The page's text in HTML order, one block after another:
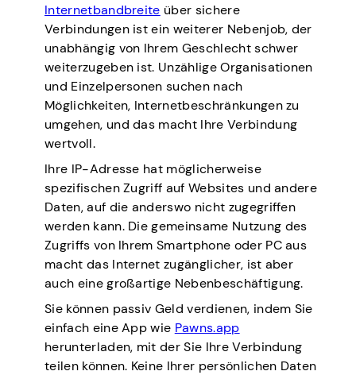
Internetbandbreite über sichere
Verbindungen ist ein weiterer Nebenjob, der
unabhängig von Ihrem Geschlecht schwer
weiterzugeben ist. Unzählige Organisationen
und Einzelpersonen suchen nach
Möglichkeiten, Internetbeschränkungen zu
umgehen, und das macht Ihre Verbindung
wertvoll.
Ihre IP-Adresse hat möglicherweise
spezifischen Zugriff auf Websites und andere
Daten, auf die anderswo nicht zugegriffen
werden kann. Die gemeinsame Nutzung des
Zugriffs von Ihrem Smartphone oder PC aus
macht das Internet zugänglicher, ist aber
auch eine großartige Nebenbeschäftigung.
Sie können passiv Geld verdienen, indem Sie
einfach eine App wie Pawns.app
herunterladen, mit der Sie Ihre Verbindung
teilen können. Keine Ihrer persönlichen Daten